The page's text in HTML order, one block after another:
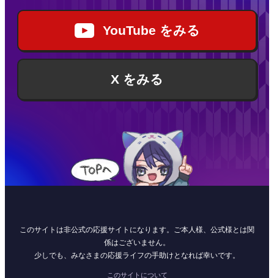
YouTube をみる
X をみる
このサイトは非公式の応援サイトになります。ご本人様、公式様とは関
係はございません。
少しでも、みなさまの応援ライフの手助けとなれば幸いです。
このサイトについて